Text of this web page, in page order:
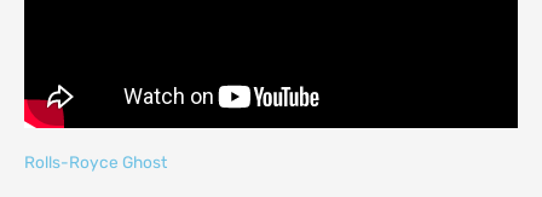
Rolls-Royce Ghost